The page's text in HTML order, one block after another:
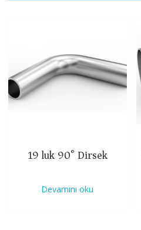
19 luk 90° Dirsek
Devamını oku